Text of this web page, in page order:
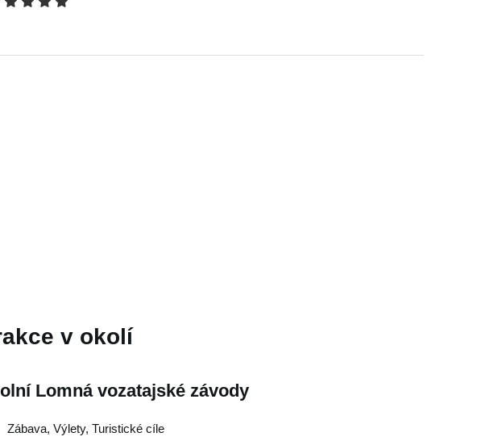
v okolí
Lomná vozatajské závody
Zábava, Výlety, Turistické cíle